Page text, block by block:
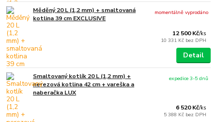
Měděný 20 L (1,2 mm) + smaltovaná
kotlina 39 cm EXCLUSIVE
12 500 Kč/ks
10 331 Kč bez DPH
momentálně vyprodáno
Detail
Smaltovaný kotlík 20 L (1,2 mm) +
nerezová kotlina 42 cm + vareška a
naberačka LUX
6 520 Kč/ks
5 388 Kč bez DPH
expedice 3-5 dnů